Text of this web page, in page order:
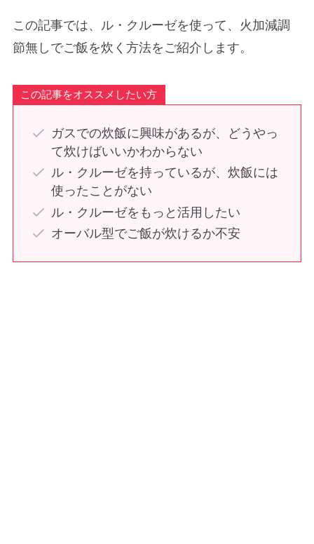
この記事では、ル・クルーゼを使って、火加減調
節無しでご飯を炊く方法をご紹介します。
この記事をオススメしたい方
ガスでの炊飯に興味があるが、どうやっ
て炊けばいいかわからない
ル・クルーゼを持っているが、炊飯には
使ったことがない
ル・クルーゼをもっと活用したい
オーバル型でご飯が炊けるか不安